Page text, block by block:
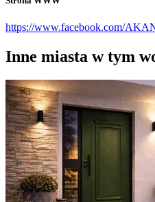
https://www.facebook.com/
Inne miasta w tym